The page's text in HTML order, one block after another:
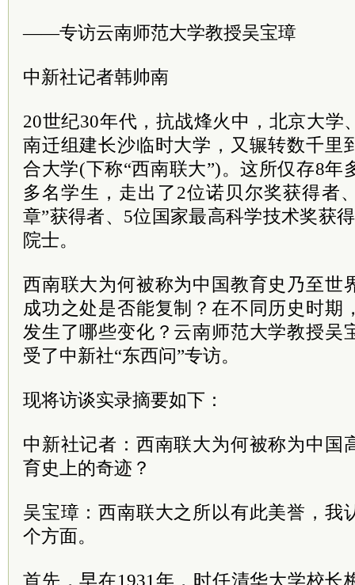
——专访云南师范大学教授吴宝璋
中新社记者韩帅南
20世纪30年代，抗战烽火中，北京大学
南迁组建长沙临时大学，又辗转数千里
合大学(下称“西南联大”)。这所仅存8年
多名学生，走出了2位诺贝尔奖获得者
章”获得者、5位国家最高科学技术奖获
院士。
西南联大为何被称为中国教育史乃至世
成功之处是否能复制？在不同历史时期
发生了哪些变化？云南师范大学教授吴
受了中新社“东西问”专访。
现将访谈实录摘要如下：
中新社记者：西南联大为何被称为中国
育史上的奇迹？
吴宝璋：西南联大之所以有此美誉，我
个方面。
首先，早在1931年，时任清华大学校长